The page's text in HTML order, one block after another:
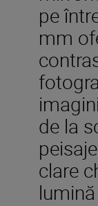
pe
mm
de la
clare